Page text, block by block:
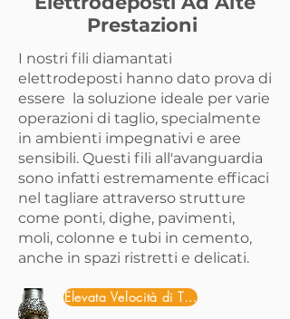
Prestazioni
I nostri fili diamantati
elettrodeposti hanno dato prova di
essere la soluzione ideale per varie
operazioni di taglio, specialmente
in ambienti impegnativi e aree
sensibili. Questi fili all'avanguardia
sono infatti estremamente efficaci
nel tagliare attraverso strutture
come ponti, dighe, pavimenti,
moli, colonne e tubi in cemento,
anche in spazi ristretti e delicati.
Elevata Velocità di Taglio